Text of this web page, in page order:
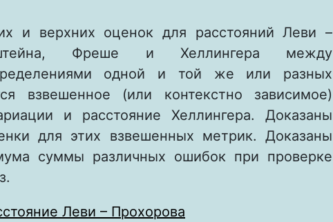
и верхних оценок для расстояний Леви –
Фреше и Хеллингера между
одной и той же или разных
взвешенное (или контекстно зависимое)
и расстояние Хеллингера. Доказаны
для этих взвешенных метрик. Доказаны
суммы различных ошибок при проверке
Леви – Прохорова